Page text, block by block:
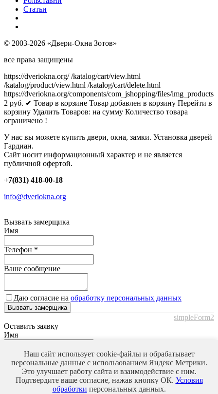
Статьи
© 2003-2026 «Двери-Окна Зотов»
все права защищены
https://dveriokna.org/ /katalog/cart/view.html
/katalog/product/view.html /katalog/cart/delete.html
https://dveriokna.org/components/com_jshopping/files/img_products
2 руб. ✔ Товар в корзине Товар добавлен в корзину Перейти в
корзину Удалить Товаров: на сумму Количество товара
ограничено !
У нас вы можете купить двери, окна, замки. Установка дверей
Гардиан.
Сайт носит информационный характер и не является
публичной офертой.
+7(831) 418-00-18
info@dveriokna.org
Вызвать замерщика
Имя
Телефон *
Ваше сообщение
Даю согласие на обработку персональных данных
Вызвать замерщика
simpleForm2
Оставить заявку
Имя
Телефон*
Ваше сообщение
Наш сайт использует cookie-файлы и обрабатывает
персональные данные с использованием Яндекс Метрики.
Это улучшает работу сайта и взаимодействие с ним.
Подтвердите ваше согласие, нажав кнопку ОК. Условия
обработки персональных данных.